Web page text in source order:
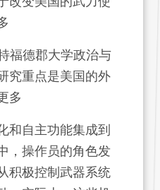
福德郡大学政治与
究重点是美国的外
多
和自主功能集成到
，操作员的角色发
积极控制武器系统